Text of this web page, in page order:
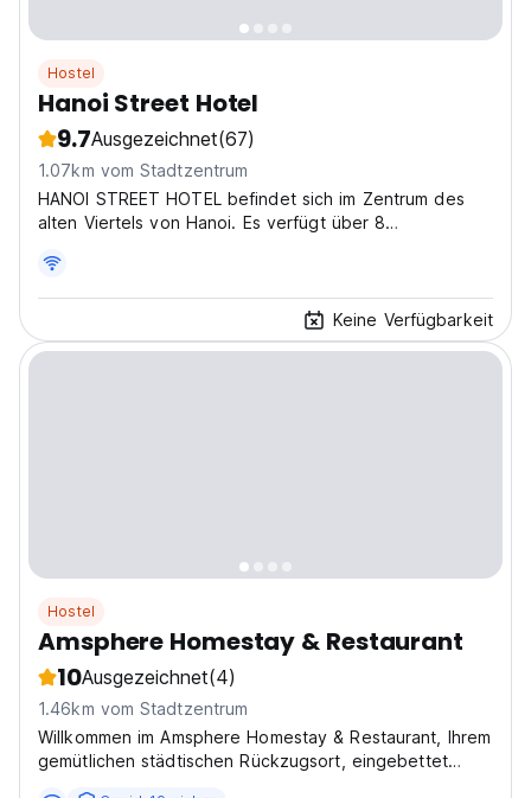
Hostel
Hanoi Street Hotel
9.7Ausgezeichnet(67)
1.07km vom Stadtzentrum
HANOI STREET HOTEL befindet sich im Zentrum des
alten Viertels von Hanoi. Es verfügt über 8
und 30 Zimmer, die nach hohen architektonischen
Standards entworfen und gebaut wurden.
Keine Verfügbarkeit
Hostel
Amsphere Homestay & Restaurant
10Ausgezeichnet(4)
1.46km vom Stadtzentrum
Willkommen im Amsphere Homestay & Restaurant, Ihrem
gemütlichen städtischen Rückzugsort, eingebettet